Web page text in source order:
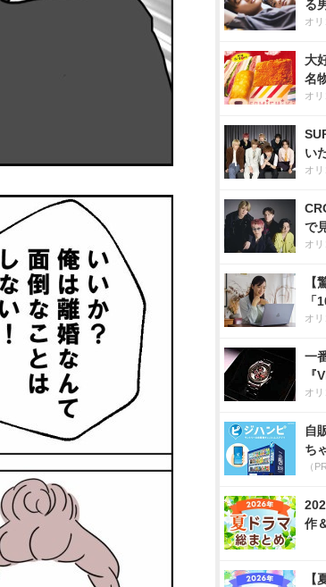
る
オ
大
名
オ
い
オ
で
オ
【
「
オ
一
『
オ
自
ち
（
作
【